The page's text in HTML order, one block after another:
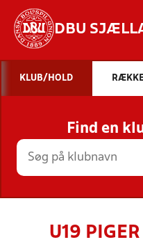
DBU
STILLINGER,
KLUB/HOLD
Find en
U19